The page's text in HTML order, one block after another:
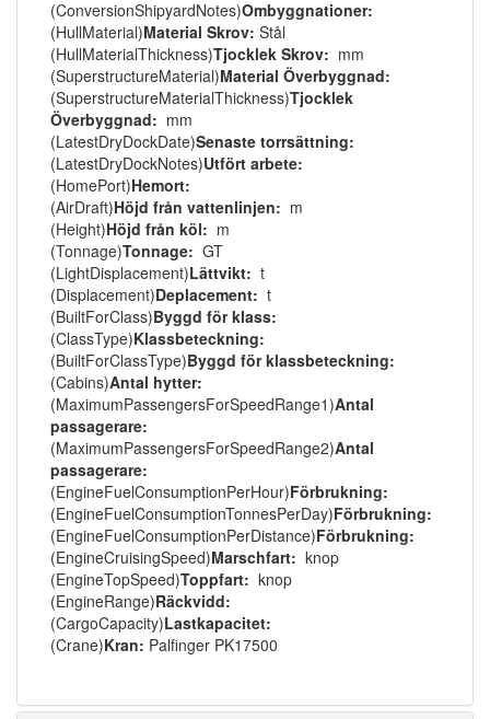
(ConversionShipyardNotes)Ombyggnationer:
(HullMaterial)Material Skrov: Stål
(HullMaterialThickness)Tjocklek Skrov: mm
(SuperstructureMaterial)Material Överbyggnad:
(SuperstructureMaterialThickness)Tjocklek
Överbyggnad: mm
(LatestDryDockDate)Senaste torrsättning:
(LatestDryDockNotes)Utfört arbete:
(HomePort)Hemort:
(AirDraft)Höjd från vattenlinjen: m
(Height)Höjd från köl: m
(Tonnage)Tonnage: GT
(LightDisplacement)Lättvikt: t
(Displacement)Deplacement: t
(BuiltForClass)Byggd för klass:
(ClassType)Klassbeteckning:
(BuiltForClassType)Byggd för klassbeteckning:
(Cabins)Antal hytter:
(MaximumPassengersForSpeedRange1)Antal
passagerare:
(MaximumPassengersForSpeedRange2)Antal
passagerare:
(EngineFuelConsumptionPerHour)Förbrukning:
(EngineFuelConsumptionTonnesPerDay)Förbrukning:
(EngineFuelConsumptionPerDistance)Förbrukning:
(EngineCruisingSpeed)Marschfart: knop
(EngineTopSpeed)Toppfart: knop
(EngineRange)Räckvidd:
(CargoCapacity)Lastkapacitet:
(Crane)Kran: Palfinger PK17500